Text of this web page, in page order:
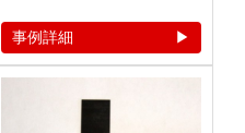
事例詳細